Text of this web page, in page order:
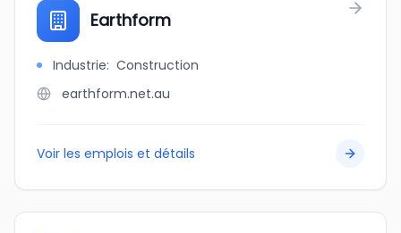
Earthform
Industrie: Construction
earthform.net.au
Voir les emplois et détails